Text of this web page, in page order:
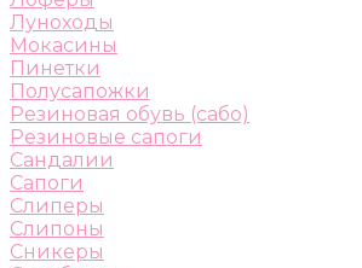
Луноходы
Мокасины
Пинетки
Полусапожки
Резиновая обувь (сабо)
Резиновые сапоги
Сандалии
Сапоги
Слиперы
Слипоны
Сникеры